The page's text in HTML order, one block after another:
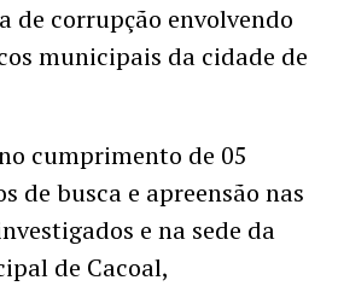
de corrupção envolvendo
municipais da cidade de
cumprimento de 05
de busca e apreensão nas
e na sede da
de Cacoal,